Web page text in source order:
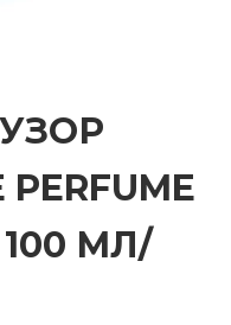
PERFUME
100 МЛ/